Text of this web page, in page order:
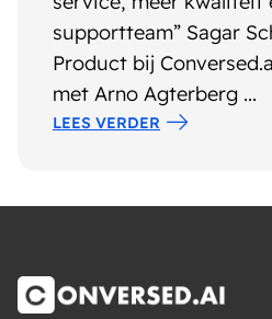
supportteam” Sagar
Product bij
met Arno Agterberg ...
LEES VERDER